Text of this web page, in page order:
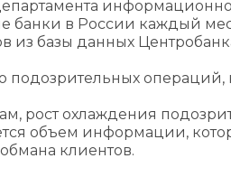
банки в России каждый
из базы данных
подозрительных операций,
рост охлаждения
объем информации,
клиентов.